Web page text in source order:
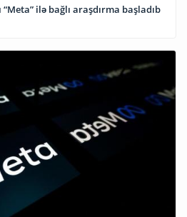
ilə bağlı araşdırma başladıb